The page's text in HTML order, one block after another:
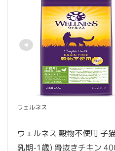
ウェルネス
ウェルネス 穀物不使用 子
乳期-1歳) 骨抜きチキン